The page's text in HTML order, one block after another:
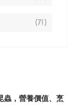
(71)
蟲，營養價值、烹